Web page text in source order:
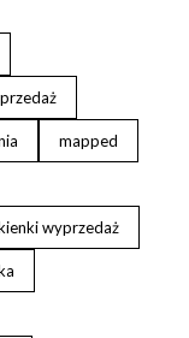
mapped
wyprzedaż